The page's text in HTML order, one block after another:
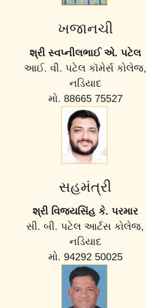
ખજાનચી
શ્રી સ્વપ્નીલભાઈ એ. પટેલ
આઈ. વી. પટેલ કૉમેર્સ કોલેજ,
નડિયાદ
મો. 88665 75527
સહમંત્રી
શ્રી વિજયસિંહ કે. પરમાર
સી. બી. પટેલ આર્ટસ કોલેજ,
નડિયાદ
મો. 94292 50025